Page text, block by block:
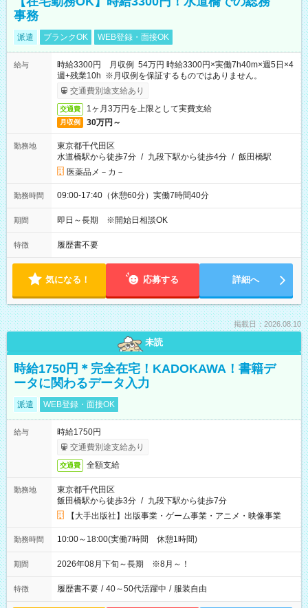
事務
派遣 ブランクOK WEB登録・面接OK
給与
時給3300円 月収例 54万円 時給3300円×実働7h40m×週5日×4
週+残業10h ※月収例を保証するものではありません。
交通費別途支給あり
交通費 1ヶ月3万円を上限として実費支給
月収例 30万円～
勤務地
東京都千代田区
水道橋駅から徒歩7分 / 九段下駅から徒歩4分 / 飯田橋駅
医薬品メ－カ－
勤務時間 09:00-17:40（休憩60分）実働7時間40分
期間 即日～長期 ※開始日相談OK
特徴 履歴書不要
気になる！ 応募する 詳細へ
掲載日：2026.08.10
未読
時給1750円＊完全在宅！KADOKAWA！書籍デ
ータに関わるデータ入力
派遣 WEB登録・面接OK
給与
時給1750円
交通費別途支給あり
交通費 全額支給
勤務地
東京都千代田区
飯田橋駅から徒歩3分 / 九段下駅から徒歩7分
【大手出版社】出版事業・ゲーム事業・アニメ・映像事業
勤務時間 10:00～18:00(実働7時間 休憩1時間)
期間 2026年08月下旬～長期 ※8月～！
特徴 履歴書不要 / 40～50代活躍中 / 服装自由